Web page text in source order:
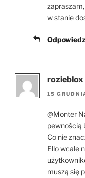
w stanie
Odpowiedz
rozieblox
15
@Monter
pewnością
Co nie
Ello wcale
muszą się